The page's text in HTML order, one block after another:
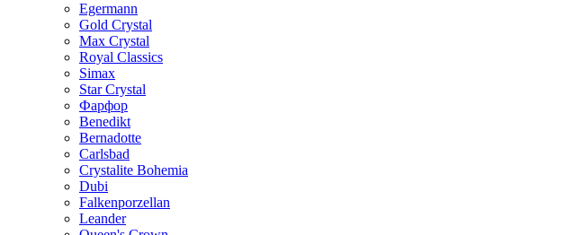
Egermann
Gold Crystal
Max Crystal
Royal Classics
Simax
Star Crystal
Фарфор
Benedikt
Bernadotte
Carlsbad
Crystalite Bohemia
Dubi
Falkenporzellan
Leander